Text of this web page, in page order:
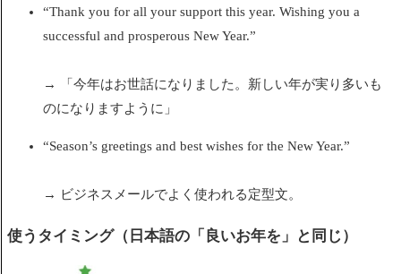
“Thank you for all your support this year. Wishing you a
successful and prosperous New Year.”
→ 「今年はお世話になりました。新しい年が実り多いも
のになりますように」
“Season’s greetings and best wishes for the New Year.”
→ ビジネスメールでよく使われる定型文。
使うタイミング（日本語の「良いお年を」と同じ）